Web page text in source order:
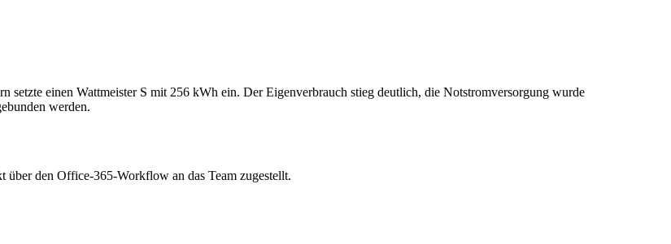
setzte einen Wattmeister S mit 256 kWh ein. Der Eigenverbrauch stieg deutlich, die Notstromversorgung wurde
werden.
den Office-365-Workflow an das Team zugestellt.